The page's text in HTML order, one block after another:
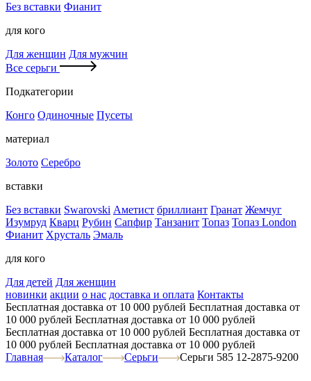
Без вставки Фианит
для кого
Для женщин Для мужчин
Все серьги
Подкатегории
Конго Одиночные Пусеты
материал
Золото Серебро
вставки
Без вставки Swarovski Аметист бриллиант Гранат Жемчуг
Изумруд Кварц Рубин Сапфир Танзанит Топаз Топаз London
Фианит Хрусталь Эмаль
для кого
Для детей Для женщин
новинки акции о нас доставка и оплата Контакты
Бесплатная доставка от 10 000 рублей Бесплатная доставка от
10 000 рублей Бесплатная доставка от 10 000 рублей
Бесплатная доставка от 10 000 рублей Бесплатная доставка от
10 000 рублей Бесплатная доставка от 10 000 рублей
Главная
Каталог Серьги Серьги 585 12-2875-9200